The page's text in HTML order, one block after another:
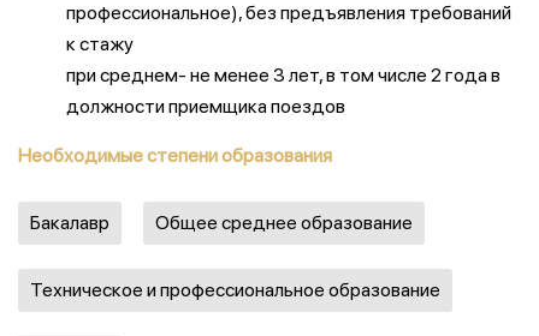
профессиональное), без предъявления требований
к стажу
при среднем- не менее 3 лет, в том числе 2 года в
должности приемщика поездов
Необходимые степени образования
Бакалавр Общее среднее образование
Техническое и профессиональное образование